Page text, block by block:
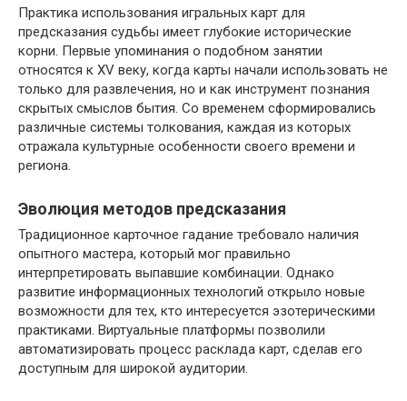
Практика использования игральных карт для
предсказания судьбы имеет глубокие исторические
корни. Первые упоминания о подобном занятии
относятся к XV веку, когда карты начали использовать не
только для развлечения, но и как инструмент познания
скрытых смыслов бытия. Со временем сформировались
различные системы толкования, каждая из которых
отражала культурные особенности своего времени и
региона.
Эволюция методов предсказания
Традиционное карточное гадание требовало наличия
опытного мастера, который мог правильно
интерпретировать выпавшие комбинации. Однако
развитие информационных технологий открыло новые
возможности для тех, кто интересуется эзотерическими
практиками. Виртуальные платформы позволили
автоматизировать процесс расклада карт, сделав его
доступным для широкой аудитории.